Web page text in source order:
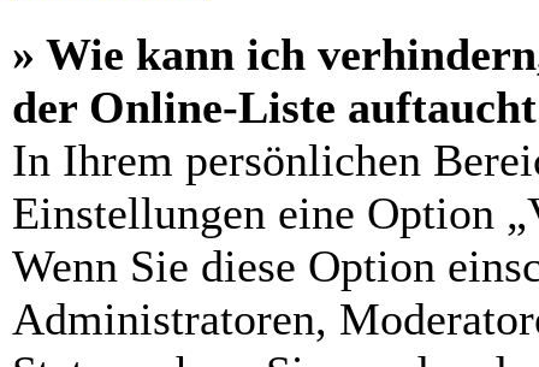
» Wie kann ich
der Online-Liste
In Ihrem persönlichen
Einstellungen eine Option
Wenn Sie diese Option
Administratoren,